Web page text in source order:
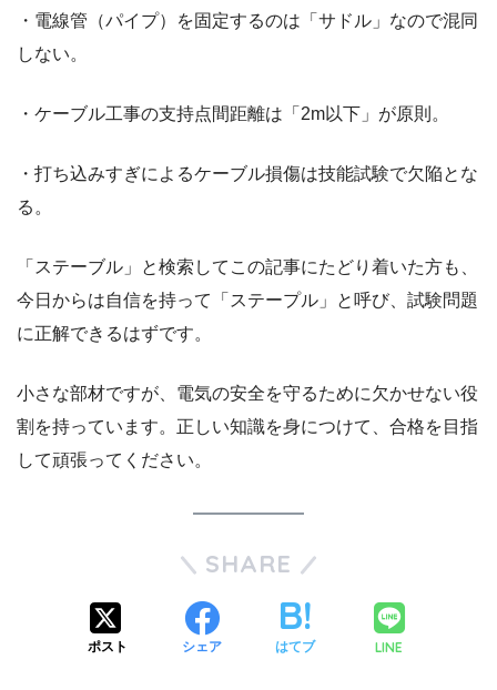
・電線管（パイプ）を固定するのは「サドル」なので混同
しない。
・ケーブル工事の支持点間距離は「2m以下」が原則。
・打ち込みすぎによるケーブル損傷は技能試験で欠陥とな
る。
「ステーブル」と検索してこの記事にたどり着いた方も、
今日からは自信を持って「ステープル」と呼び、試験問題
に正解できるはずです。
小さな部材ですが、電気の安全を守るために欠かせない役
割を持っています。正しい知識を身につけて、合格を目指
して頑張ってください。
SHARE
ポスト シェア はてブ LINE